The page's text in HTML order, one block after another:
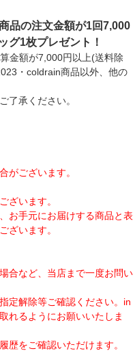
品の注文金額が1回7,000
グ1枚プレゼント！
金額が7,000円以上(送料除
・coldrain商品以外、他の
了承ください。
がございます。
ざいます。
お手元にお届けする商品と表
ざいます。
合など、当店まで一度お問い
定解除等ご確認ください。 in
れるようにお願いいたしま
歴をご確認いただけます。